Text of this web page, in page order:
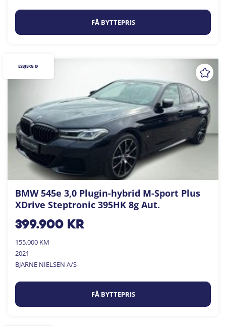
FÅ BYTTEPRIS
BMW 545e 3,0 Plugin-hybrid M-Sport Plus
XDrive Steptronic 395HK 8g Aut.
399.900kr
155.000 KM
2021
BJARNE NIELSEN A/S
FÅ BYTTEPRIS
ESBJERG Ø